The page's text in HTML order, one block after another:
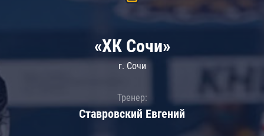
«ХК Сочи»
г. Сочи
Тренер:
Ставровский Евгений